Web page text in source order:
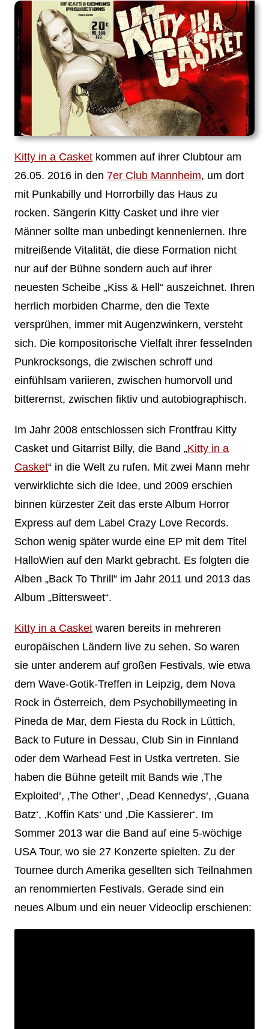
Kitty in a Casketkommen auf ihrer Clubtour am
26.05. 2016 in den 7er Club Mannheim, um dort
mit Punkabilly und Horrorbilly das Haus zu
rocken. Sängerin Kitty Casket und ihre vier
Männer sollte man unbedingt kennenlernen. Ihre
mitreißende Vitalität, die diese Formation nicht
nur auf der Bühne sondern auch auf ihrer
neuesten Scheibe „Kiss & Hell“ auszeichnet. Ihren
herrlich morbiden Charme, den die Texte
versprühen, immer mit Augenzwinkern, versteht
sich. Die kompositorische Vielfalt ihrer fesselnden
Punkrocksongs, die zwischen schroff und
einfühlsam variieren, zwischen humorvoll und
bitterernst, zwischen fiktiv und autobiographisch.
Im Jahr 2008 entschlossen sich Frontfrau Kitty
Casket und Gitarrist Billy, die Band „Kitty in a
Casket“ in die Welt zu rufen. Mit zwei Mann mehr
verwirklichte sich die Idee, und 2009 erschien
binnen kürzester Zeit das erste Album Horror
Express auf dem Label Crazy Love Records.
Schon wenig später wurde eine EP mit dem Titel
HalloWien auf den Markt gebracht. Es folgten die
Alben „Back To Thrill“ im Jahr 2011 und 2013 das
Album „Bittersweet“.
Kitty in a Casketwaren bereits in mehreren
europäischen Ländern live zu sehen. So waren
sie unter anderem auf großen Festivals, wie etwa
dem Wave-Gotik-Treffen in Leipzig, dem Nova
Rock in Österreich, dem Psychobillymeeting in
Pineda de Mar, dem Fiesta du Rock in Lüttich,
Back to Future in Dessau, Club Sin in Finnland
oder dem Warhead Fest in Ustka vertreten. Sie
haben die Bühne geteilt mit Bands wie ‚The
Exploited‘, ‚The Other‘, ‚Dead Kennedys‘, ‚Guana
Batz‘, ‚Koffin Kats‘ und ‚Die Kassierer‘. Im
Sommer 2013 war die Band auf eine 5-wöchige
USA Tour, wo sie 27 Konzerte spielten. Zu der
Tournee durch Amerika gesellten sich Teilnahmen
an renommierten Festivals. Gerade sind ein
neues Album und ein neuer Videoclip erschienen: